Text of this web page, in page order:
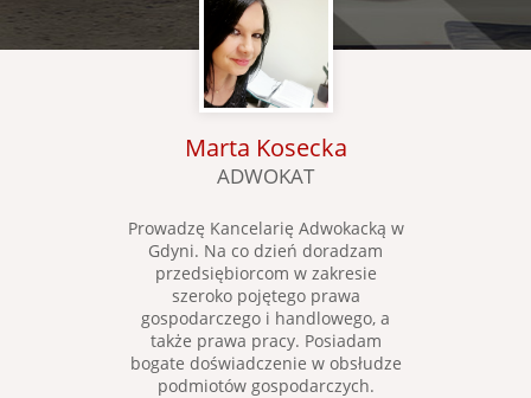
Marta Kosecka
ADWOKAT
Prowadzę Kancelarię Adwokacką w
Gdyni. Na co dzień doradzam
przedsiębiorcom w zakresie
szeroko pojętego prawa
gospodarczego i handlowego, a
także prawa pracy. Posiadam
bogate doświadczenie w obsłudze
podmiotów gospodarczych.